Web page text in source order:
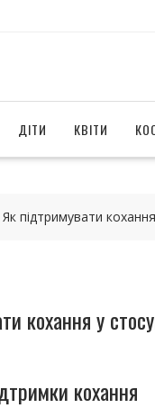
ДІТИ КВІТИ
Як підтримувати
кохання у
кохання